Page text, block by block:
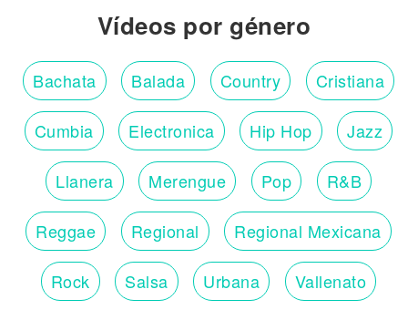
Vídeos por género
Bachata Balada Country Cristiana
Cumbia Electronica Hip Hop Jazz
Llanera Merengue Pop R&B
Reggae Regional Regional Mexicana
Rock Salsa Urbana Vallenato